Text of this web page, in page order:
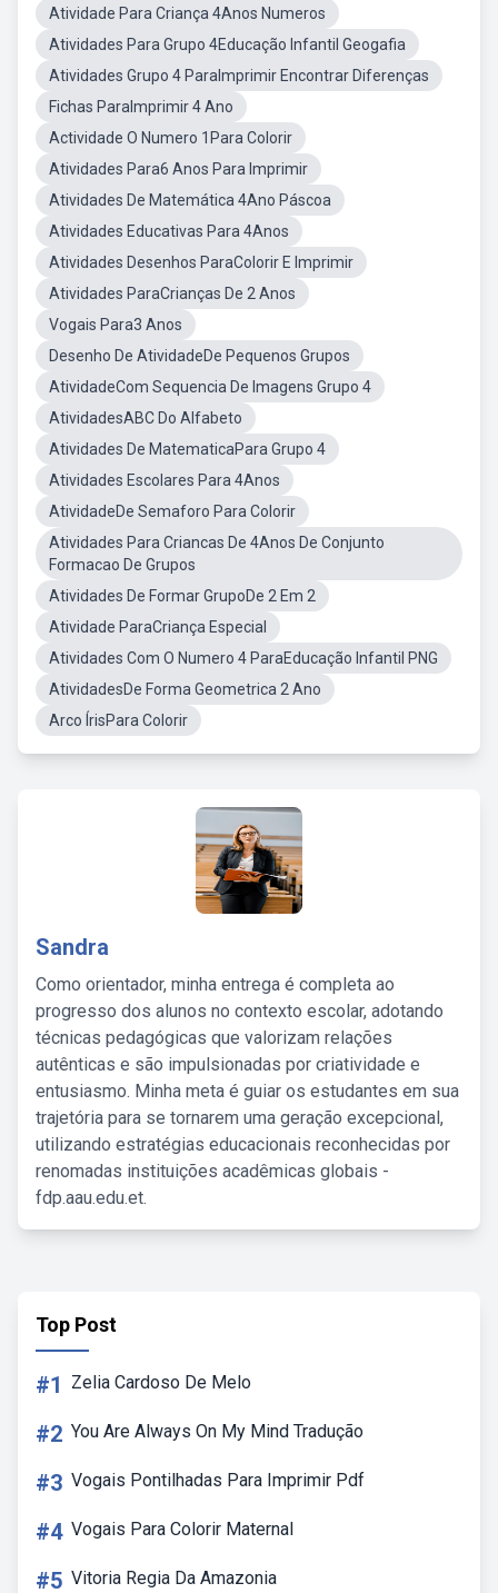
Atividade Para Criança 4Anos Numeros
Atividades Para Grupo 4Educação Infantil Geogafia
Atividades Grupo 4 ParaImprimir Encontrar Diferenças
Fichas ParaImprimir 4 Ano
Actividade O Numero 1Para Colorir
Atividades Para6 Anos Para Imprimir
Atividades De Matemática 4Ano Páscoa
Atividades Educativas Para 4Anos
Atividades Desenhos ParaColorir E Imprimir
Atividades ParaCrianças De 2 Anos
Vogais Para3 Anos
Desenho De AtividadeDe Pequenos Grupos
AtividadeCom Sequencia De Imagens Grupo 4
AtividadesABC Do Alfabeto
Atividades De MatematicaPara Grupo 4
Atividades Escolares Para 4Anos
AtividadeDe Semaforo Para Colorir
Atividades Para Criancas De 4Anos De Conjunto
Formacao De Grupos
Atividades De Formar GrupoDe 2 Em 2
Atividade ParaCriança Especial
Atividades Com O Numero 4 ParaEducação Infantil PNG
AtividadesDe Forma Geometrica 2 Ano
Arco ÍrisPara Colorir
Sandra
Como orientador, minha entrega é completa ao
progresso dos alunos no contexto escolar, adotando
técnicas pedagógicas que valorizam relações
autênticas e são impulsionadas por criatividade e
entusiasmo. Minha meta é guiar os estudantes em sua
trajetória para se tornarem uma geração excepcional,
utilizando estratégias educacionais reconhecidas por
renomadas instituições acadêmicas globais -
fdp.aau.edu.et.
Top Post
#1 Zelia Cardoso De Melo
#2 You Are Always On My Mind Tradução
#3 Vogais Pontilhadas Para Imprimir Pdf
#4 Vogais Para Colorir Maternal
#5 Vitoria Regia Da Amazonia